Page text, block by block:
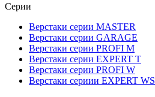
Серии
Верстаки серии MASTER
Верстаки серии GARAGE
Верстаки серии PROFI M
Верстаки серии EXPERT T
Верстаки серии PROFI W
Верстаки сериии EXPERT WS